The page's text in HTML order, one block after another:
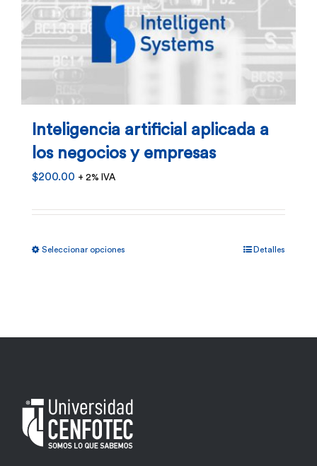
producto
Inteligencia artificial aplicada a
los negocios y empresas
$200.00 + 2% IVA
Seleccionar opciones
pueden
elegir
Detalles